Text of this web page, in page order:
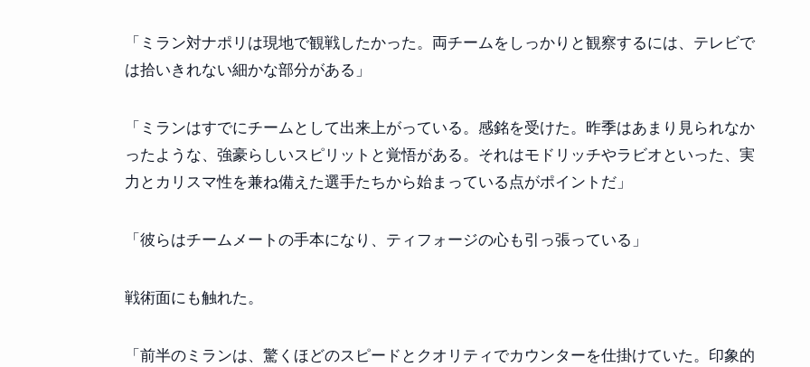
「ミラン対ナポリは現地で観戦したかった。両チームをしっかりと観察するには、テレビで
は拾いきれない細かな部分がある」
「ミランはすでにチームとして出来上がっている。感銘を受けた。昨季はあまり見られなか
ったような、強豪らしいスピリットと覚悟がある。それはモドリッチやラビオといった、実
力とカリスマ性を兼ね備えた選手たちから始まっている点がポイントだ」
「彼らはチームメートの手本になり、ティフォージの心も引っ張っている」
戦術面にも触れた。
「前半のミランは、驚くほどのスピードとクオリティでカウンターを仕掛けていた。印象的